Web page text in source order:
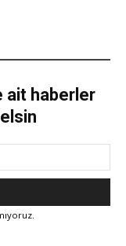
ait haberler